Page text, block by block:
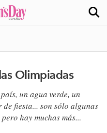
Olimpiadas
un agua verde, un
fiesta... son sólo algunas
hay muchas más...